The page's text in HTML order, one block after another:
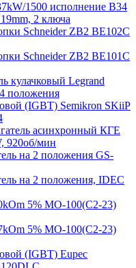
1500 исполнение В34
2 ключа
Schneider ZB2 BE102C
Schneider ZB2 BE101C
кулачковый Legrand
положения
(IGBT) Semikron SKiiP
асинхронный КГЕ
920об/мин
на 2 положения GS-
на 2 положения, IDEC
5% МО-100(С2-23)
5% МО-100(С2-23)
(IGBT) Eupec